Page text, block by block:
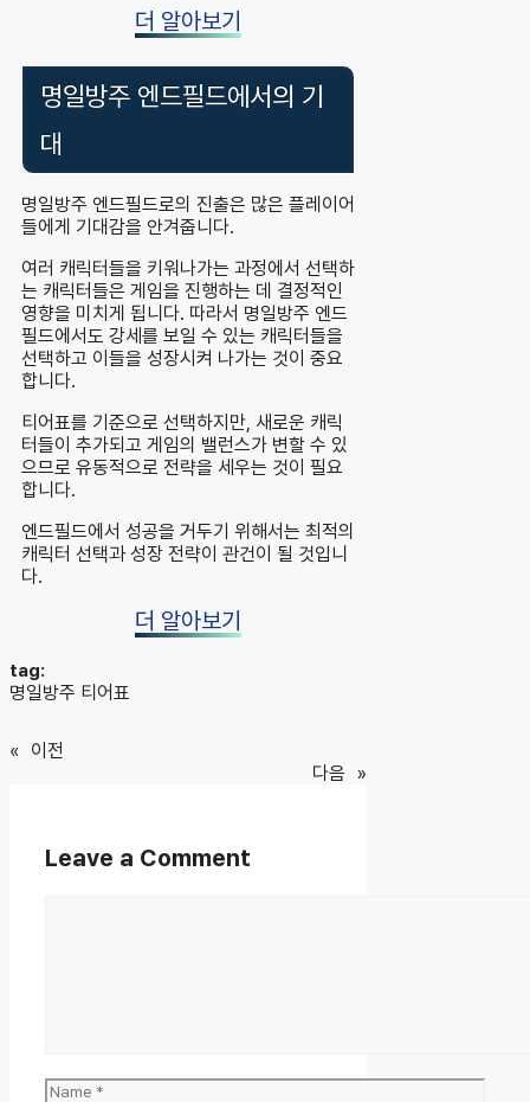
더 알아보기
명일방주 엔드필드에서의 기
대
명일방주 엔드필드로의 진출은 많은 플레이어
들에게 기대감을 안겨줍니다.
여러 캐릭터들을 키워나가는 과정에서 선택하
는 캐릭터들은 게임을 진행하는 데 결정적인
영향을 미치게 됩니다. 따라서 명일방주 엔드
필드에서도 강세를 보일 수 있는 캐릭터들을
선택하고 이들을 성장시켜 나가는 것이 중요
합니다.
티어표를 기준으로 선택하지만, 새로운 캐릭
터들이 추가되고 게임의 밸런스가 변할 수 있
으므로 유동적으로 전략을 세우는 것이 필요
합니다.
엔드필드에서 성공을 거두기 위해서는 최적의
캐릭터 선택과 성장 전략이 관건이 될 것입니
다.
더 알아보기
tag:
명일방주 티어표
« 이전
다음 »
Leave a Comment
Name